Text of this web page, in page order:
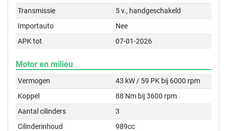
Transmissie
5 v., handgeschakeld
Importauto
Nee
APK tot
07-01-2026
Motor en milieu
Vermogen
43 kW / 59 PK bij 6000 rpm
Koppel
88 Nm bij 3600 rpm
Aantal cilinders
3
Cilinderinhoud
989cc